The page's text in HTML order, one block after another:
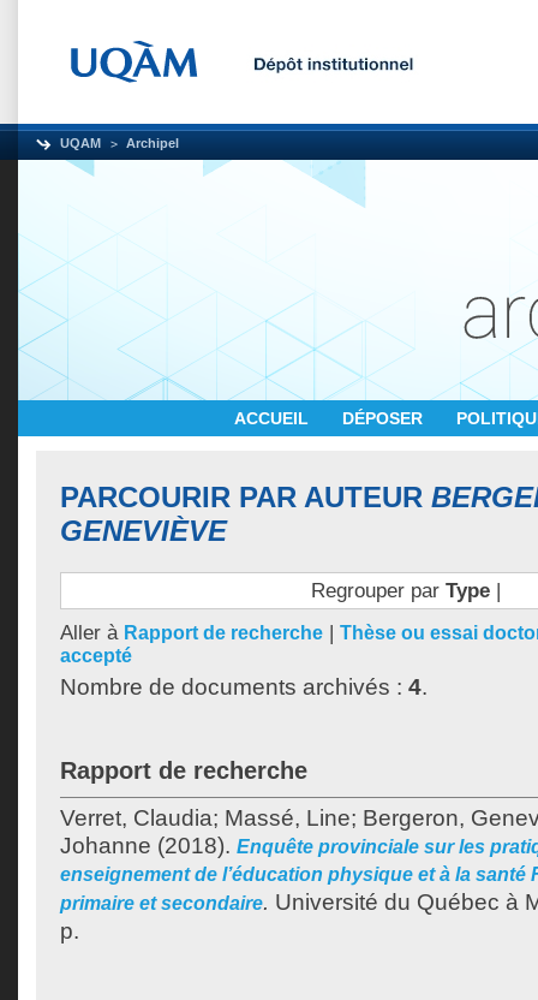
UQAM Archipel
ACCUEIL DÉPOSER
PARCOURIR PAR AUTEUR
GENEVIÈVE
Regrouper par Type|
Aller à Rapport de recherche | Thèse ou essai
accepté
Nombre de documents archivés : 4.
Rapport de recherche
Verret, Claudia; Massé, Line; Bergeron,
Johanne (2018). Enquête provinciale sur les
enseignement de l’éducation physique et à la santé
primaire et secondaire. Université du Québec à
p.